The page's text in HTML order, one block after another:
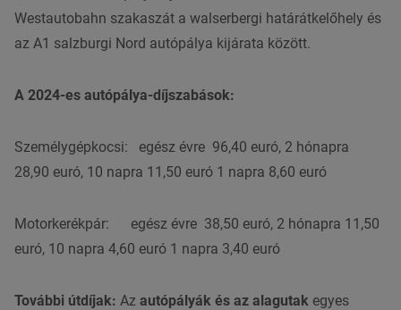
Westautobahn szakaszát a walserbergi határátkelőhely és
az A1 salzburgi Nord autópálya kijárata között.
A 2024-es autópálya-díjszabások:
Személygépkocsi: egész évre 96,40 euró, 2 hónapra
28,90 euró, 10 napra 11,50 euró 1 napra 8,60 euró
Motorkerékpár: egész évre 38,50 euró, 2 hónapra 11,50
euró, 10 napra 4,60 euró 1 napra 3,40 euró
További útdíjak: Az autópályák és az alagutak egyes